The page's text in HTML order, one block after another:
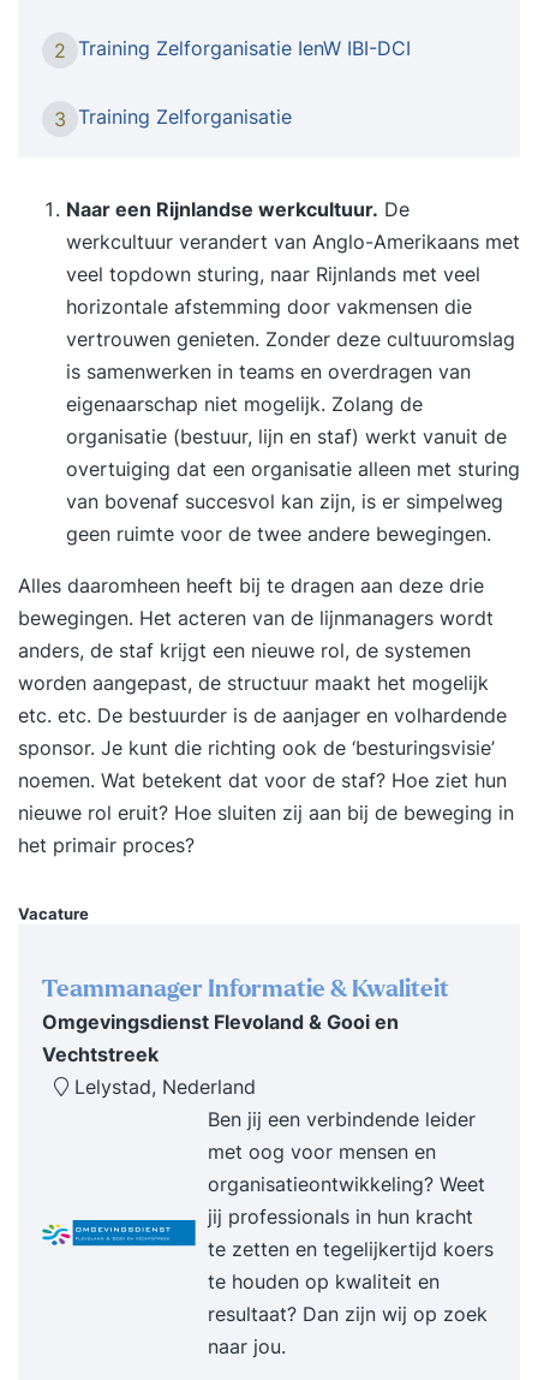
zelforganiserend of zelfsturend team? Dan is
deze training voor jou op maat gemaakt. In onze
ervaren trainer hoe je zelforganisatie of
bewust van de nuanceverschillen, maar deze
training is relevant ongeacht of je nu met
zelforganiserende-, zelfsturende-,
zelfverantwoordelijke-, of
resultaatverantwoordelijke teams werkt. Waarom
de Zelforganisatie & Zelfsturing Training? Omdat
de omgeving snel verandert zoeken steeds meer
organisaties nieuwe manieren van werken. Met
nieuwe manieren van werken komen organisaties
makkelijker tot goede resultaten voor klanten.
Daarnaast zijn verfrissende werkwijzen vaak
aantal organisaties gaat om deze reden in
zelfsturende of zelforganiserende teams werken.
Wanneer je zelforganisatie of zelfsturing goed
toepast leidt dit tot beter en sneller resultaat. En
bovendien leveren blijere medewerkers dat
betere resultaat. Resultaten na de tweedaagse
Zelforganisatie & Zelfsturing Training Na twee
dagen in de Zelforganisatie & Zelfsturing
Training... Voel je je zeker om aan de slag te gaan
vorm van organiseren het beste bij jouw
zelforganisatie en zelfsturing zelf mogen ervaren;
Beschik je over onmisbare kennis van de
randvoorwaarden die nodig zijn om
zelforganisatie en zelfsturing te laten slagen; Kun
je binnen teams heldere rollen definiëren; Ben je
van meerwaarde doordat je nieuwe manieren van
overleggen, samenwerken en besluitvorming
kent; Heb je zicht op de veranderende rol van het
management; Ga je geïnspireerd naar huis met
een doorvertaling van de theorie naar jouw
werksituatie; Ben je in staat anderen mee te
nemen in deze nieuwe manier van denken en
werken; Ben je op de hoogte van vernieuwende
2 Training Zelforganisatie IenW IBI-DCI
3 Training Zelforganisatie
Naar een Rijnlandse werkcultuur. De
werkcultuur verandert van Anglo-Amerikaans met
veel topdown sturing, naar Rijnlands met veel
horizontale afstemming door vakmensen die
vertrouwen genieten. Zonder deze cultuuromslag
is samenwerken in teams en overdragen van
eigenaarschap niet mogelijk. Zolang de
organisatie (bestuur, lijn en staf) werkt vanuit de
overtuiging dat een organisatie alleen met sturing
van bovenaf succesvol kan zijn, is er simpelweg
geen ruimte voor de twee andere bewegingen.
Alles daaromheen heeft bij te dragen aan deze drie
bewegingen. Het acteren van de lijnmanagers wordt
anders, de staf krijgt een nieuwe rol, de systemen
worden aangepast, de structuur maakt het mogelijk
etc. etc. De bestuurder is de aanjager en volhardende
sponsor. Je kunt die richting ook de ‘besturingsvisie’
noemen. Wat betekent dat voor de staf? Hoe ziet hun
nieuwe rol eruit? Hoe sluiten zij aan bij de beweging in
het primair proces?
Vacature
Teammanager Informatie & Kwaliteit
Omgevingsdienst Flevoland & Gooi en
Vechtstreek
Lelystad, Nederland
Ben jij een verbindende leider
met oog voor mensen en
organisatieontwikkeling? Weet
jij professionals in hun kracht
te zetten en tegelijkertijd koers
te houden op kwaliteit en
resultaat? Dan zijn wij op zoek
naar jou.